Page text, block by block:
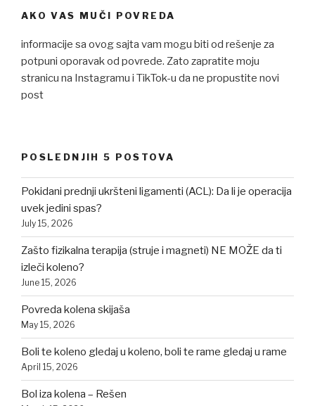
AKO VAS MUČI POVREDA
informacije sa ovog sajta vam mogu biti od rešenje za
potpuni oporavak od povrede. Zato zapratite moju
stranicu na Instagramu i TikTok-u da ne propustite novi
post
POSLEDNJIH 5 POSTOVA
Pokidani prednji ukršteni ligamenti (ACL): Da li je operacija
uvek jedini spas?
July 15, 2026
Zašto fizikalna terapija (struje i magneti) NE MOŽE da ti
izleči koleno?
June 15, 2026
Povreda kolena skijaša
May 15, 2026
Boli te koleno gledaj u koleno, boli te rame gledaj u rame
April 15, 2026
Bol iza kolena – Rešen